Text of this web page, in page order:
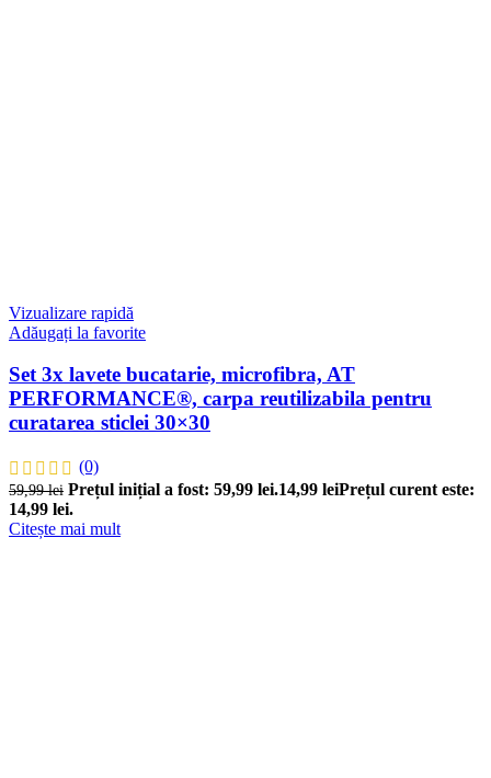
Vizualizare rapidă
Adăugați la favorite
Set 3x lavete bucatarie, microfibra, AT
PERFORMANCE®, carpa reutilizabila pentru
curatarea sticlei 30×30
(0)
59,99lei Prețul inițial a fost: 59,99 lei.14,99 leiPrețul curent este:
14,99 lei.
Citește mai mult